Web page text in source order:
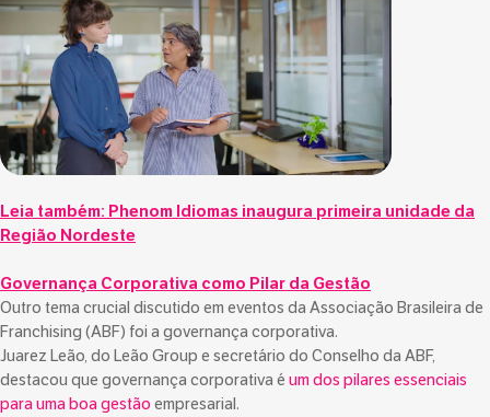
Leia também: Phenom Idiomas inaugura primeira unidade da
Região Nordeste
Governança Corporativa como Pilar da Gestão
Outro tema crucial discutido em eventos da Associação Brasileira de
Franchising (ABF) foi a governança corporativa.
Juarez Leão, do Leão Group e secretário do Conselho da ABF,
destacou que governança corporativa é um dos pilares essenciais
para uma boa gestão empresarial.